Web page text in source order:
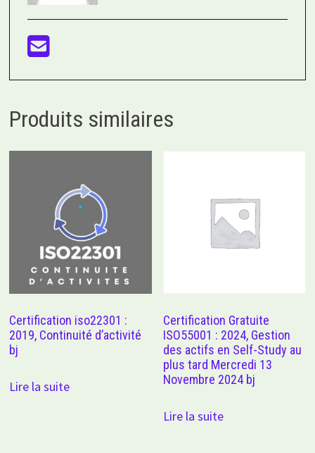
Produits similaires
Certification iso22301 :
2019, Continuité d’activité
bj
Lire la suite
Certification Gratuite
ISO55001 : 2024, Gestion
des actifs en Self-Study au
plus tard Mercredi 13
Novembre 2024 bj
Lire la suite